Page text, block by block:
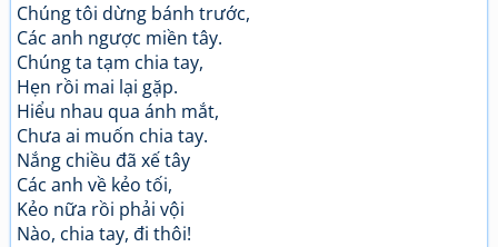
Chúng tôi dừng bánh trước,
Các anh ngược miền tây.
Chúng ta tạm chia tay,
Hẹn rồi mai lại gặp.
Hiểu nhau qua ánh mắt,
Chưa ai muốn chia tay.
Nắng chiều đã xế tây
Các anh về kẻo tối,
Kẻo nữa rồi phải vội
Nào, chia tay, đi thôi!